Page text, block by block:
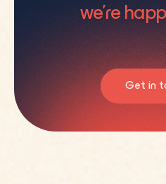
we’re
Get in